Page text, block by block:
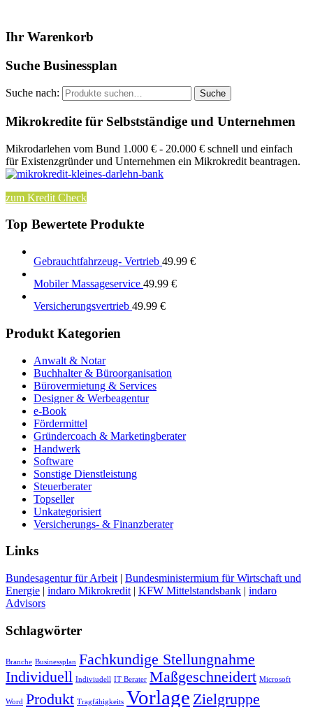
Ihr Warenkorb
Suche Businessplan
Suche nach: Suche
Mikrokredite für Selbstständige und Unternehmen
Mikrodarlehen vom Bund 1.000 € - 20.000 € schnell und einfach
für Existenzgründer und Unternehmen ein Mikrokredit beantragen.
zum Kredit Check
Top Bewertete Produkte
Gebrauchtfahrzeug- Vertrieb 49.99 €
Mobiler Massageservice 49.99 €
Versicherungsvertrieb 49.99 €
Produkt Kategorien
Anwalt & Notar
Buchhalter & Büroorganisation
Bürovermietung & Services
Designer & Werbeagentur
e-Book
Fördermittel
Gründercoach & Marketingberater
Handwerk
Software
Sonstige Dienstleistung
Steuerberater
Topseller
Unkategorisiert
Versicherungs- & Finanzberater
Links
Bundesagentur für Arbeit | Bundesministermium für Wirtschaft und
Energie | indaro Mikrokredit | KFW Mittelstandsbank | indaro
Advisors
Schlagwörter
Branche Businessplan Fachkundige Stellungnahme
Individuell Indiviudell IT Berater Maßgeschneidert Microsoft
Word Produkt Tragfähigkeits Vorlage Zielgruppe